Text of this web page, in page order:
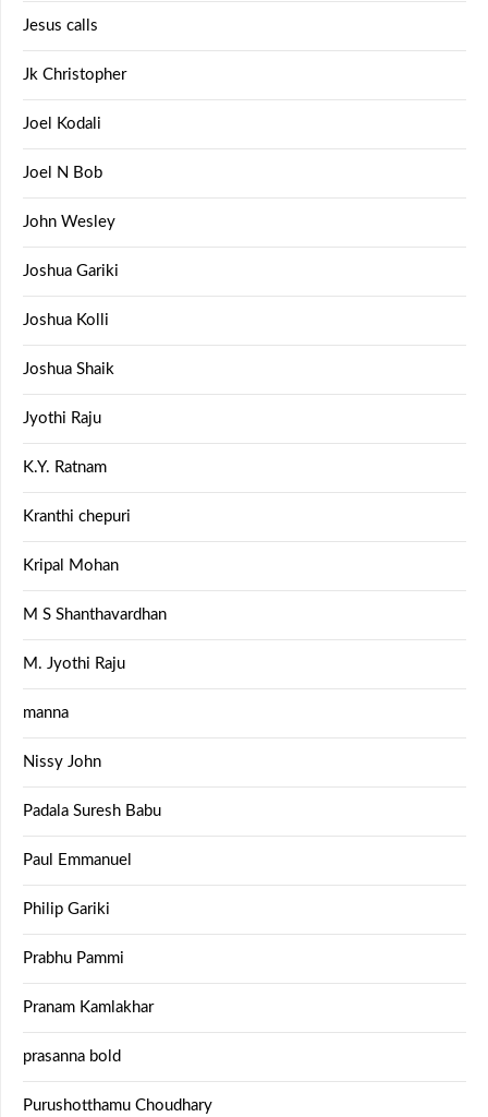
Jesus calls
Jk Christopher
Joel Kodali
Joel N Bob
John Wesley
Joshua Gariki
Joshua Kolli
Joshua Shaik
Jyothi Raju
K.Y. Ratnam
Kranthi chepuri
Kripal Mohan
M S Shanthavardhan
M. Jyothi Raju
manna
Nissy John
Padala Suresh Babu
Paul Emmanuel
Philip Gariki
Prabhu Pammi
Pranam Kamlakhar
prasanna bold
Purushotthamu Choudhary